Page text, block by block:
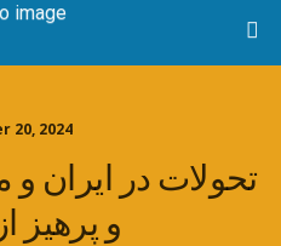
20, 2024
تحولات در ایران و
و پرهیز